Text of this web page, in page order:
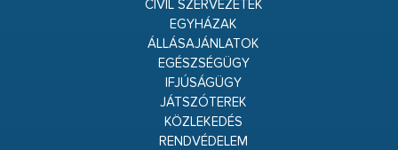
CIVIL SZERVEZETEK
EGYHÁZAK
ÁLLÁSAJÁNLATOK
EGÉSZSÉGÜGY
IFJÚSÁGÜGY
JÁTSZÓTEREK
KÖZLEKEDÉS
RENDVÉDELEM